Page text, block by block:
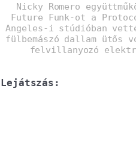
Nicky Romero
Future Funk-ot a
Angeles-i stúdióban
fülbemászó dallam
felvillanyozó
Lejátszás: